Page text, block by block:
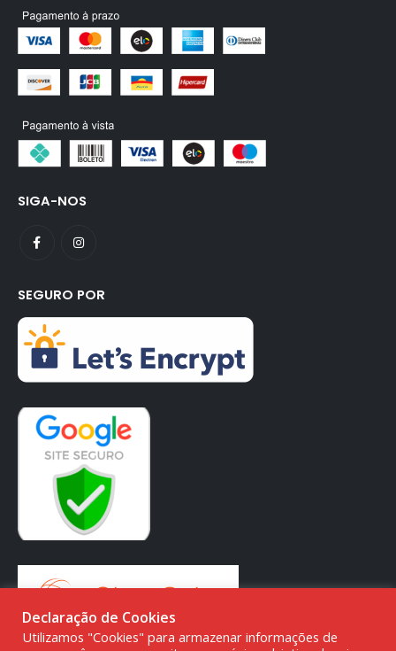
SIGA-NOS
SEGURO POR
Declaração de Cookies
Utilizamos "Cookies" para armazenar informações de